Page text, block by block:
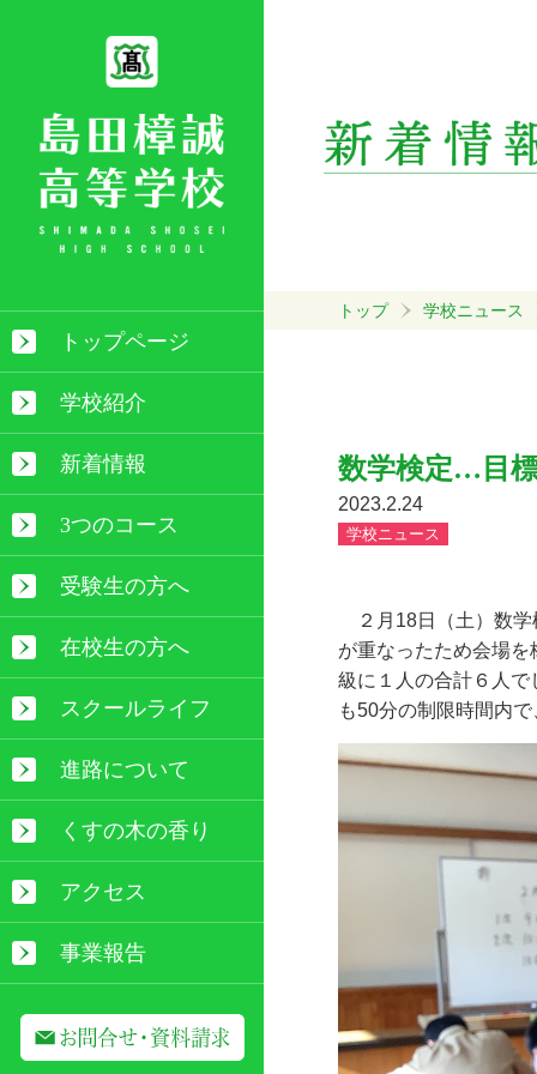
トップページ
学校紹介
新着情報
3つのコース
受験生の方へ
在校生の方へ
スクールライフ
進路について
くすの木の香り
アクセス
事業報告
トップ 学校ニュース
数学検定…目
2023.2.24
学校ニュース
２月 18日（土）数
が重なったため会場
級に１人の合計６人
も50分の制限時間内